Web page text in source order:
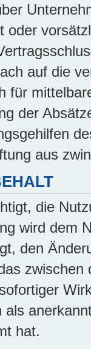
oder
auf die
für
der
aus
die
wird dem
den
als
hat.